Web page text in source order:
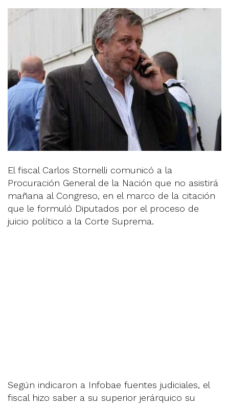
El fiscal Carlos Stornelli comunicó a la
Procuración General de la Nación que no asistirá
mañana al Congreso, en el marco de la citación
que le formuló Diputados por el proceso de
juicio político a la Corte Suprema.
Según indicaron a Infobae fuentes judiciales, el
fiscal hizo saber a su superior jerárquico su